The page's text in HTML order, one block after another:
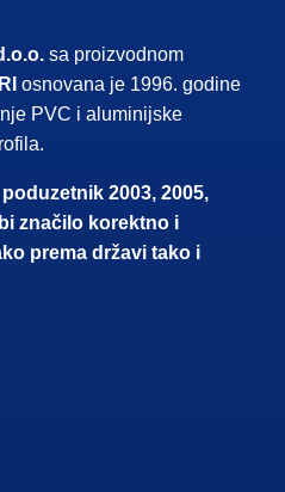
sa proizvodnom
osnovana je 1996. godine
PVC i aluminijske
2003, 2005,
značilo korektno i
prema državi tako i